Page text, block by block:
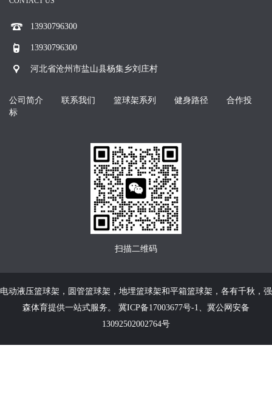
13930796300
13930796300
河北省沧州市盐山县杨集乡刘庄村
公司简介 联系我们 篮球架系列 健身路径
合作投
标
扫描二维码
电动液压篮球架 ， 圆管篮球架 ， 地埋篮球架和平箱篮球架 ，各有千秋，强
森体育提供一站式服务。 冀ICP备17003677号-1
冀公网安备
13092502002764号